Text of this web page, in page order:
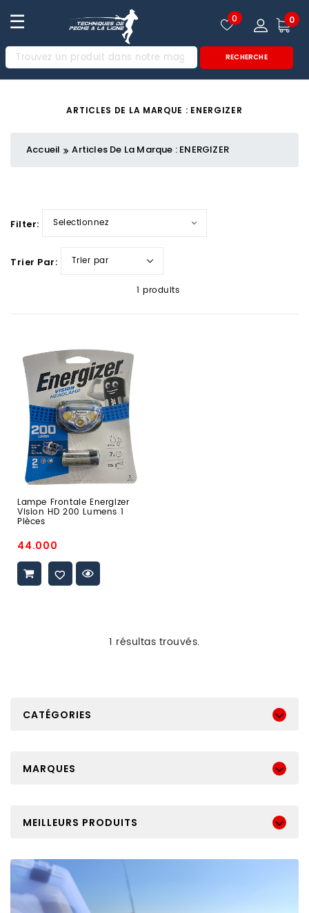
☰
RECHERCHE
0
0
ARTICLES DE LA MARQUE : ENERGIZER
Accueil Articles De La Marque : ENERGIZER
Filter:
Trier Par:
1 produits
Frontale
Energizer
Vision
HD
200
Lumens
Pièces
Lampe Frontale Energizer
Vision HD 200 Lumens 1
Pièces
Prix
promo
44.000
1 résultas trouvés.
CATÉGORIES
MARQUES
MEILLEURS PRODUITS